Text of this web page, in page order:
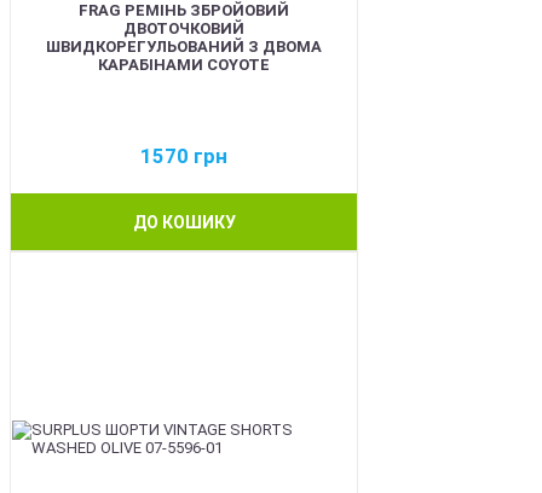
FRAG РЕМІНЬ ЗБРОЙОВИЙ
ДВОТОЧКОВИЙ
ШВИДКОРЕГУЛЬОВАНИЙ З ДВОМА
КАРАБІНАМИ COYOTE
1570 грн
ДО КОШИКУ